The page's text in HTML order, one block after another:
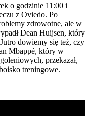
o godzinie 11:00 i
z Oviedo. Po
zdrowotne, ale w
Dean Huijsen, który
dowiemy się też, czy
Mbappé, który w
przekazał,
treningowe.